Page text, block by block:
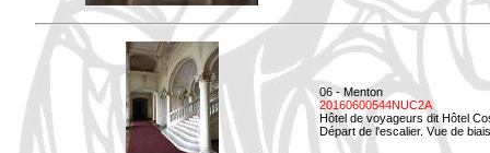
06 - Menton
20160600544NUC2A
Hôtel de voyageurs dit Hôtel
Départ de l'escalier. Vue de